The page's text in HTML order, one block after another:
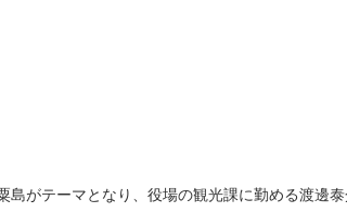
がテーマとなり、役場の観光課に勤める渡邊